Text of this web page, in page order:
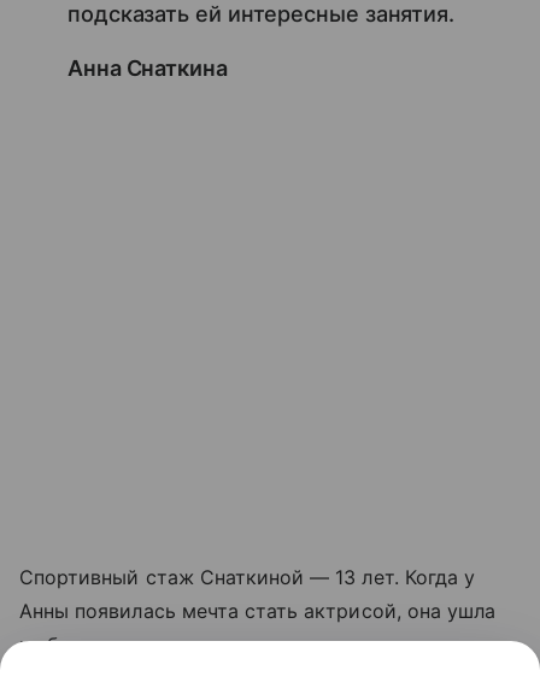
подсказать ей интересные занятия.
Анна Снаткина
Спортивный стаж Снаткиной — 13 лет. Когда у
Анны появилась мечта стать актрисой, она ушла
из большого спорта.